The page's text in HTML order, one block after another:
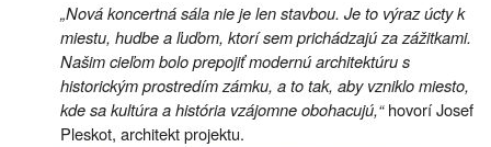
„Nová koncertná sála nie je len stavbou. Je to výraz úcty k
miestu, hudbe a ľuďom, ktorí sem prichádzajú za zážitkami.
Našim cieľom bolo prepojiť modernú architektúru s
historickým prostredím zámku, a to tak, aby vzniklo miesto,
kde sa kultúra a história vzájomne obohacujú,“hovorí Josef
Pleskot, architekt projektu.